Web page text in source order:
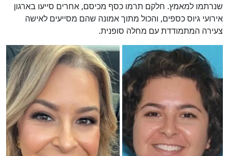
שנרתמו למאמץ. חלקם תרמו כסף מכיסם, אחרים סייעו בארגון
אירועי גיוס כספים, והכול מתוך אמונה שהם מסייעים לאישה
צעירה המתמודדת עם מחלה סופנית.